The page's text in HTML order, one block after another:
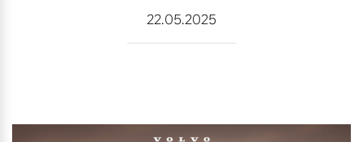
Volvo Gebrauchtwagenbörse
22.05.2025